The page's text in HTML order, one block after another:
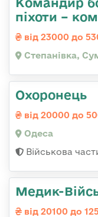
піхоти –
від 23000 до
Степанівка,
Охоронець
від 20000 до
Одеса
Військова
Медик-
від 20100 до